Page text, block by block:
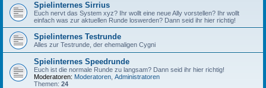
Spielinternes Sirrius
Euch nervt das System xyz? Ihr wollt eine neue Ally vorstellen? Ihr wollt
einfach was zur aktuellen Runde loswerden? Dann seid ihr hier richtig!
Spielinternes Testrunde
Alles zur Testrunde, der ehemaligen Cygni
Spielinternes Speedrunde
Euch ist die normale Runde zu langsam? Dann seid ihr hier richtig!
Moderatoren: Moderatoren Administratoren
Themen: 24